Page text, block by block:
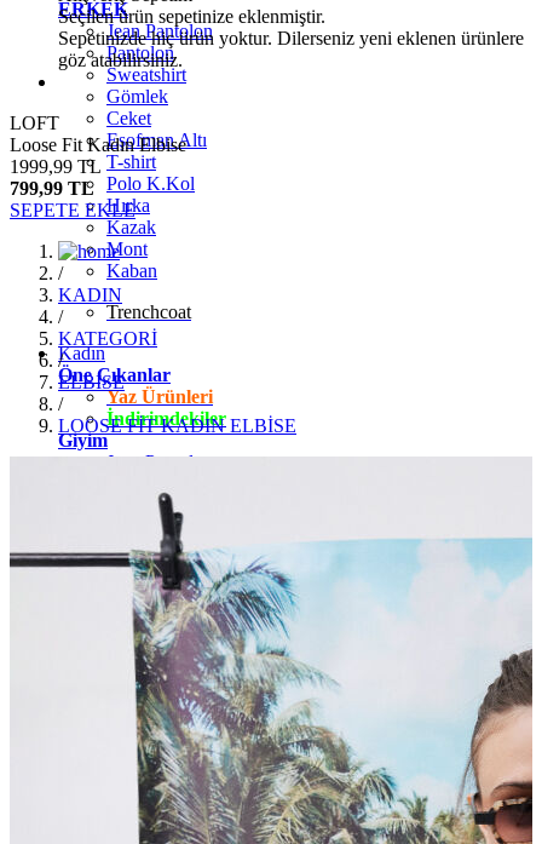
ERKEK
Jean Pantolon
Pantolon
Sweatshirt
Gömlek
Ceket
Eşofman Altı
T-shirt
Polo K.Kol
Hırka
Kazak
Mont
Kaban
Trenchcoat
Kadın
Öne Çıkanlar
Yaz Ürünleri
İndirimdekiler
Giyim
Jean Pantolon
Pantolon
Gömlek
Polo T-shirt
Bluz
Etek
Elbise
Şort
Kapri
Atlet
Top
Sweatshirt
Kazak
Yelek
Eşofman Altı
Bikini/Mayo
Tulum
Seçilen ürün sepetinize eklenmiştir.
Sepetinizde hiç ürün yoktur. Dilerseniz yeni eklenen ürünlere
göz atabilirsiniz.
LOFT
Loose Fit Kadın Elbise
1999,99 TL
799,99 TL
SEPETE EKLE
/
KADIN
/
KATEGORİ
/
ELBİSE
/
LOOSE FİT KADIN ELBİSE